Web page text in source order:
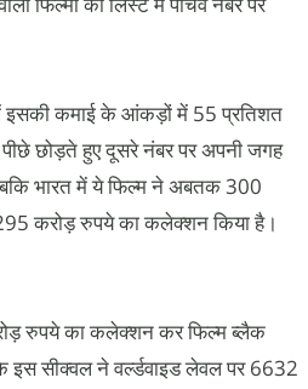
में इसकी कमाई के आंकड़ों में 55 प्रतिशत
छोड़ते हुए दूसरे नंबर पर अपनी जगह
भारत में ये फिल्म ने अबतक 300
करोड़ रुपये का कलेक्शन किया है।
रुपये का कलेक्शन कर फिल्म ब्लैक
इस सीक्वल ने वर्ल्डवाइड लेवल पर 6632